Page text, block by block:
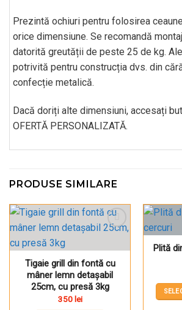
Prezintă ochiuri pentru folosirea
orice dimensiune. Se recomandă
datorită greutății de peste 25 de kg.
potrivită pentru construcția dvs. din
confecție metalică.
Dacă doriți alte dimensiuni, accesați
OFERTĂ PERSONALIZATĂ.
PRODUSE SIMILARE
Tigaie grill din fontă cu
mâner lemn detașabil
25cm, cu presă 3kg
350 lei
Plită